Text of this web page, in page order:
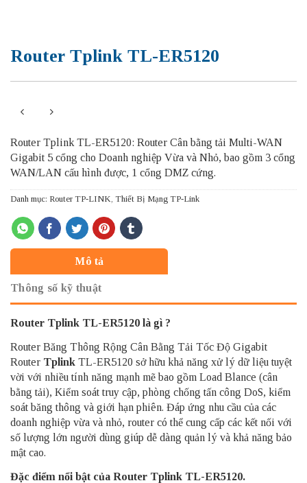
Router Tplink TL-ER5120
Router Tplink TL-ER5120: Router Cân bằng tải Multi-WAN
Gigabit 5 cổng cho Doanh nghiệp Vừa và Nhỏ, bao gồm 3 cổng
WAN/LAN cấu hình được, 1 cổng DMZ cứng.
Danh mục: Router TP-LINK Thiết Bị Mạng TP-Link
Mô tả
Thông số kỹ thuật
Router Tplink TL-ER5120 là gì ?
Router Băng Thông Rộng Cân Bằng Tải Tốc Độ Gigabit
Router Tplink TL-ER5120 sở hữu khả năng xử lý dữ liệu tuyệt
vời với nhiều tính năng mạnh mẽ bao gồm Load Blance (cân
bằng tải), Kiểm soát truy cập, phòng chống tấn công DoS, kiểm
soát băng thông và giới hạn phiên. Đáp ứng nhu cầu của các
doanh nghiệp vừa và nhỏ, router có thể cung cấp các kết nối với
số lượng lớn người dùng giúp dễ dàng quản lý và khả năng bảo
mật cao.
Đặc điểm nổi bật của Router Tplink TL-ER5120.